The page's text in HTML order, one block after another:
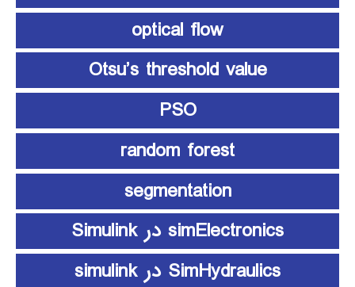
optical flow
Otsu’s threshold value
PSO
random forest
segmentation
simElectronics در Simulink
SimHydraulics در simulink